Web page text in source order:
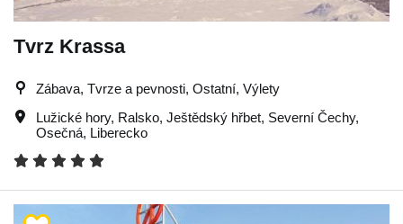
Tvrz Krassa
Zábava, Tvrze a pevnosti, Ostatní, Výlety
Lužické hory, Ralsko, Ještědský hřbet, Severní Čechy,
Osečná, Liberecko